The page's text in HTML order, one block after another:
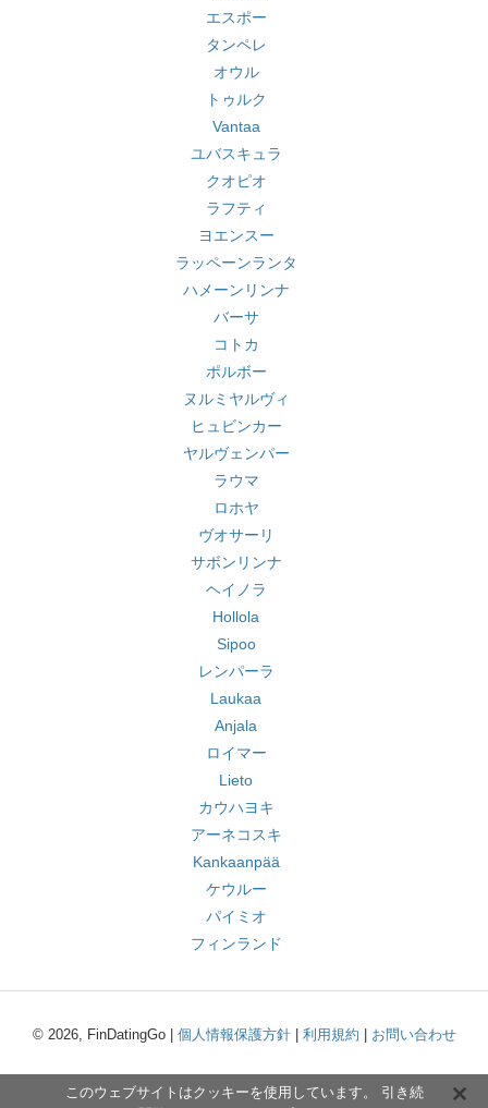
エスポー
タンペレ
オウル
トゥルク
Vantaa
ユバスキュラ
クオピオ
ラフティ
ヨエンスー
ラッペーンランタ
ハメーンリンナ
バーサ
コトカ
ポルボー
ヌルミヤルヴィ
ヒュビンカー
ヤルヴェンパー
ラウマ
ロホヤ
ヴオサーリ
サボンリンナ
ヘイノラ
Hollola
Sipoo
レンパーラ
Laukaa
Anjala
ロイマー
Lieto
カウハヨキ
アーネコスキ
Kankaanpää
ケウルー
パイミオ
フィンランド
© 2026, FinDatingGo | 個人情報保護方針| 利用規約 お問い合わせ
このウェブサイトはクッキーを使用しています。 引き続